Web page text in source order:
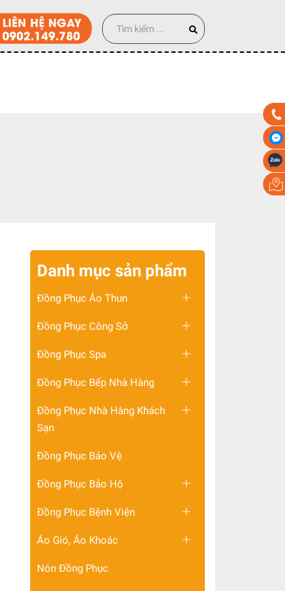
Danh mục sản phẩm
Đồng Phục Áo Thun
Đồng Phục Công Sở
Đồng Phục Spa
Đồng Phục Bếp Nhà Hàng
Đồng Phục Nhà Hàng Khách
Sạn
Đồng Phục Bảo Vệ
Đồng Phục Bảo Hộ
Đồng Phục Bệnh Viện
Áo Gió, Áo Khoác
Nón Đồng Phục